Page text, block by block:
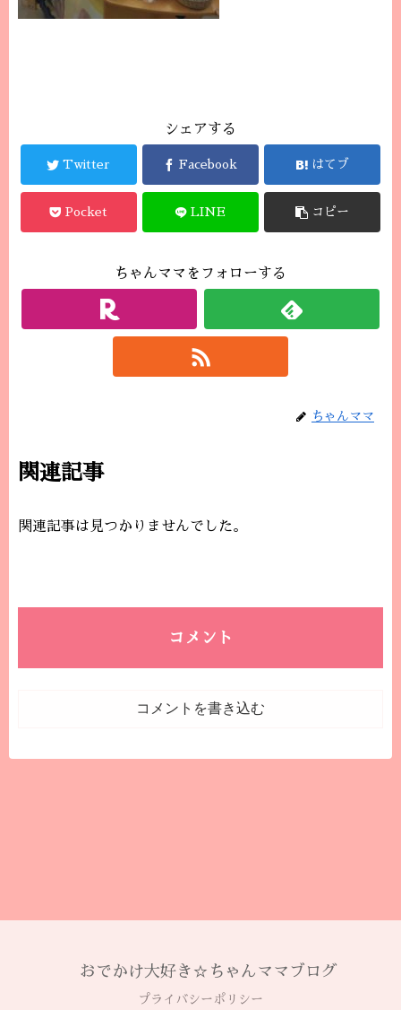
シェアする
Twitter Facebook はてブ
Pocket LINE コピー
ちゃんママをフォローする
ちゃんママ
関連記事
関連記事は見つかりませんでした。
コメント
コメントを書き込む
おでかけ大好き☆ちゃんママブログ
プライバシーポリシー